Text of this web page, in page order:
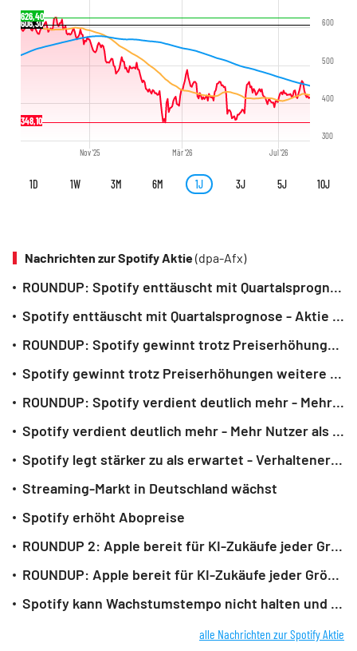
Nov '25 Mär '26 Jul '26
300
400
500
600
606,30
348,10
626,40
1D 1W 3M 6M 1J 3J 5J 10J
Nachrichten zur Spotify Aktie(dpa-Afx)
ROUNDUP: Spotify enttäuscht mit Quartalsprognose - Aktie legt dennoch zu
Spotify enttäuscht mit Quartalsprognose - Aktie gibt vorbörslich nach
ROUNDUP: Spotify gewinnt trotz Preiserhöhungen weitere Nutzer - Aktie gibt nach
Spotify gewinnt trotz Preiserhöhungen weitere Nutzer - Aktie gibt nach
ROUNDUP: Spotify verdient deutlich mehr - Mehr Nutzer als erwartet
Spotify verdient deutlich mehr - Mehr Nutzer als erwartet
Spotify legt stärker zu als erwartet - Verhaltener Zustrom von Premium-Nutzern
Streaming-Markt in Deutschland wächst
Spotify erhöht Abopreise
ROUNDUP 2: Apple bereit für KI-Zukäufe jeder Größe - Aktie gibt nach
ROUNDUP: Apple bereit für KI-Zukäufe jeder Größe - Aktie leicht im Plus
Spotify kann Wachstumstempo nicht halten und rutscht in rote Zahlen
alle Nachrichten zur Spotify Aktie